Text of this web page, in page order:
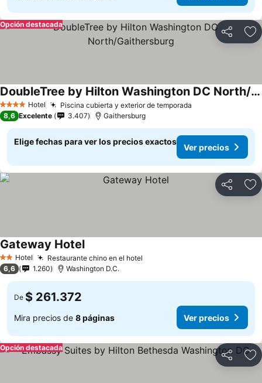
Compartir
Opción destacada
4 EstrellasHotel Piscina cubierta y exterior de temporada
DoubleTree by Hilton Washington DC North/Gaithersburg
8,6 Excelente 3.407 Gaithersburg
Elige fechas para ver los precios exactos
Ver precios
Compartir
2 Estrellas
Hotel Restaurante chino en el hotel
Gateway Hotel
6,6 1.260 Washington D.C.
De $ 261.372
Mira precios de 8 páginas Ver precios
Compartir
Opción destacada